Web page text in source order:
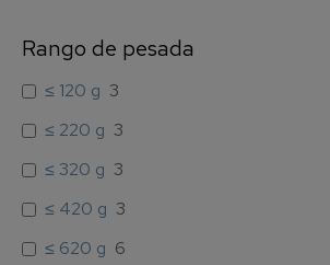
Rango de pesada
≤ 120 g 3
≤ 220 g 3
≤ 320 g 3
≤ 420 g 3
≤ 620 g 6